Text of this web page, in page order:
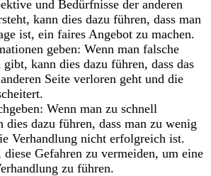
und Bedürfnisse der anderen
kann dies dazu führen, dass man
ist, ein faires Angebot zu machen.
geben: Wenn man falsche
kann dies dazu führen, dass das
Seite verloren geht und die
Wenn man zu schnell
dies dazu führen, dass man zu wenig
Verhandlung nicht erfolgreich ist.
Gefahren zu vermeiden, um eine
zu führen.